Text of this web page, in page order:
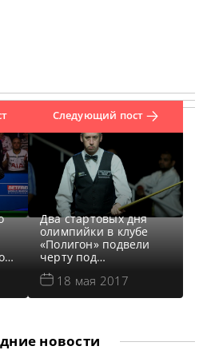
Следующий пост
Два стартовых дня
олимпийки в клубе
«Полигон» подвели
черту под
андеграундной
частью турнира и
вывели его на
переместятся на
18 мая 2017
новости